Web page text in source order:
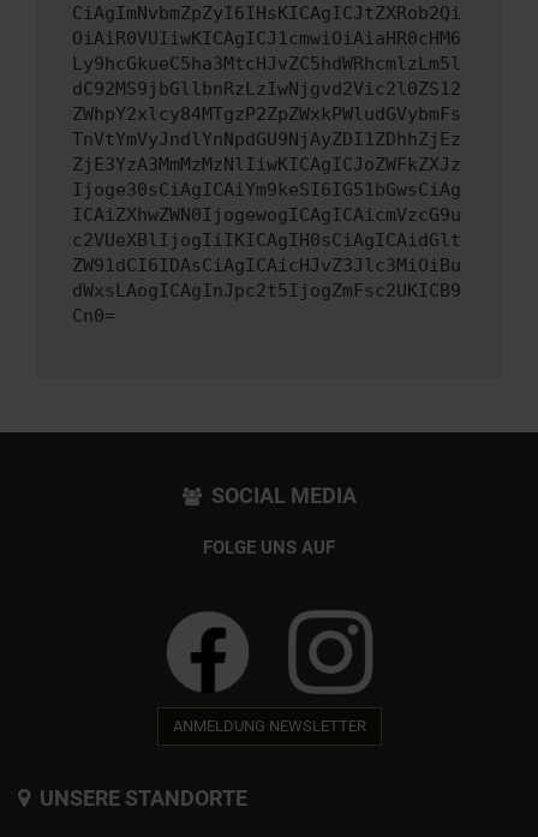
CiAgImNvbmZpZyI6IHsKICAgICJtZXRob2Qi
OiAiR0VUIiwKICAgICJ1cmwiOiAiaHR0cHM6
Ly9hcGkueC5ha3MtcHJvZC5hdWRhcmlzLm5l
dC92MS9jbGllbnRzLzIwNjgvd2Vic2l0ZS12
ZWhpY2xlcy84MTgzP2ZpZWxkPWludGVybmFs
TnVtYmVyJndlYnNpdGU9NjAyZDI1ZDhhZjEz
ZjE3YzA3MmMzMzNlIiwKICAgICJoZWFkZXJz
Ijoge30sCiAgICAiYm9keSI6IG51bGwsCiAg
ICAiZXhwZWN0IjogewogICAgICAicmVzcG9u
c2VUeXBlIjogIiIKICAgIH0sCiAgICAidGlt
ZW91dCI6IDAsCiAgICAicHJvZ3Jlc3MiOiBu
dWxsLAogICAgInJpc2t5IjogZmFsc2UKICB9
Cn0=
SOCIAL MEDIA
FOLGE UNS AUF
ANMELDUNG NEWSLETTER
UNSERE STANDORTE